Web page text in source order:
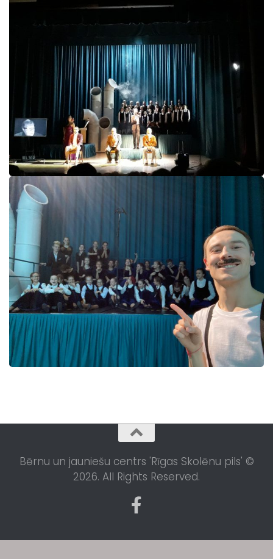
Bērnu un jauniešu centrs 'Rīgas Skolēnu pils' ©
2026. All Rights Reserved.